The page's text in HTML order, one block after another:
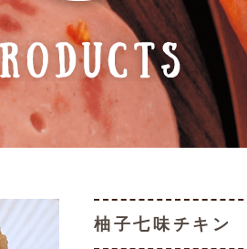
柚子七味チキン